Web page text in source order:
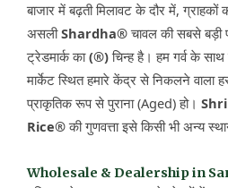
बाजार में बढ़ती मिलावट के दौर में,
असलीShardha®चावल की सबसे बड़ी
ट्रेडमार्क का(®)चिन्ह है। हम गर्व के
मार्केट स्थित हमारे केंद्र से निकलने वाला
प्राकृतिक रूप से पुराना (Aged) हो।
Rice®की गुणवत्ता इसे किसी भी अन्य
Wholesale & Dealership in